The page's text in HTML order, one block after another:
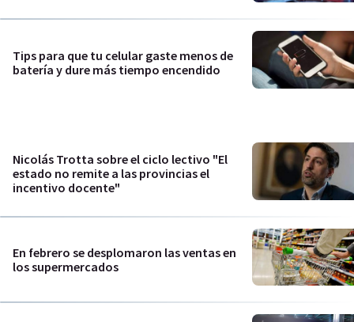
Tips para que tu celular gaste menos de
batería y dure más tiempo encendido
Nicolás Trotta sobre el ciclo lectivo "El
estado no remite a las provincias el
incentivo docente"
En febrero se desplomaron las ventas en
los supermercados